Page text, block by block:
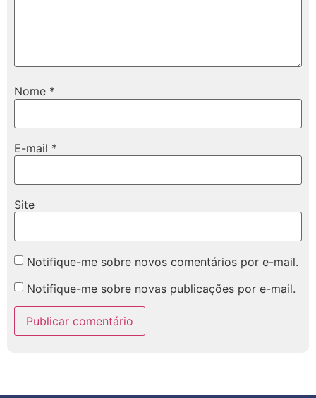
Nome *
E-mail *
Site
Notifique-me sobre novos comentários por e-mail.
Notifique-me sobre novas publicações por e-mail.